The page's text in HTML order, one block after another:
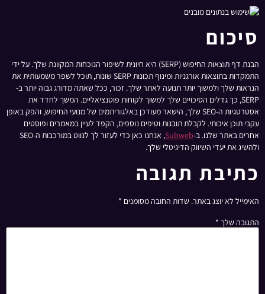
סיכום
הבנת דף תוצאות החיפוש (SERP) היא חיונית לשיפור הנוכחות המקוונת שלך. על ידי
התמקדות בתוצאות אורגניות ומינוף תכונות SERP שונות, תוכל לשפר משמעותית את
הנראות שלך ולמשוך יותר תנועה לאתר שלך. זכור, ככל שאתה מדורג גבוה יותר ב-
SERP, כך גדלים הסיכויים שלך למשוך לקוחות פוטנציאליים. המשך לחדד את
אסטרטגיות ה-SEO שלך, הישאר מעודכן באלגוריתמים של מנועי החיפוש, והפק באופן
עקבי תוכן איכותי. לקבלת תובנות וטיפים נוספים, הקפד לעיין במאמרים ופוסטים
אחרים באתר שלנו. ב-Subweb
, אנחנו כאן כדי לעזור לך לנווט במורכבות ה-SEO
ולהשיג את יעדי השיווק הדיגיטלי שלך.
כתיבת תגובה
האימייל לא יוצג באתר. שדות החובה מסומנים *
התגובה שלך *